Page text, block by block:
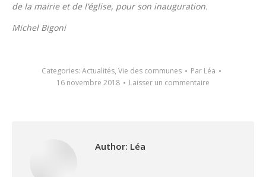
de la mairie et de l’église, pour son inauguration.
Michel Bigoni
Categories: Actualités, Vie des communes Par Léa
16 novembre 2018
Laisser un commentaire
Author: Léa